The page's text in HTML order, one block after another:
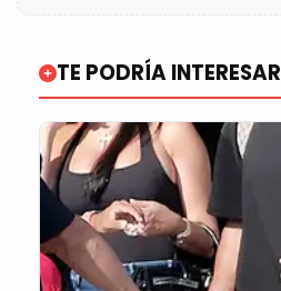
TE PODRÍA INTERESAR